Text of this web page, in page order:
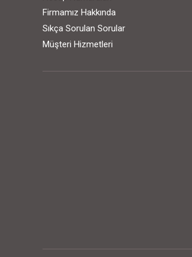
Firmamız Hakkında
Sıkça Sorulan Sorular
Müşteri Hizmetleri